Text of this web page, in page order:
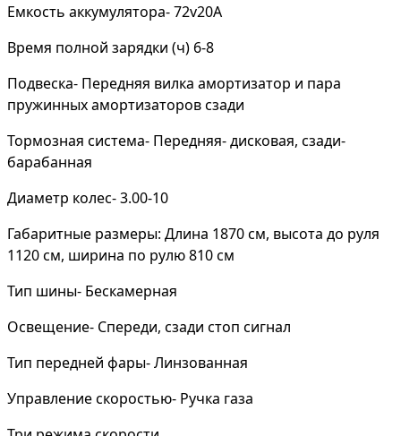
Емкость аккумулятора- 72v20A
Время полной зарядки (ч) 6-8
Подвеска- Передняя вилка амортизатор и пара
пружинных амортизаторов сзади
Тормозная система- Передняя- дисковая, сзади-
барабанная
Диаметр колес- 3.00-10
Габаритные размеры: Длина 1870 см, высота до руля
1120 см, ширина по рулю 810 см
Тип шины- Бескамерная
Освещение- Спереди, сзади стоп сигнал
Тип передней фары- Линзованная
Управление скоростью- Ручка газа